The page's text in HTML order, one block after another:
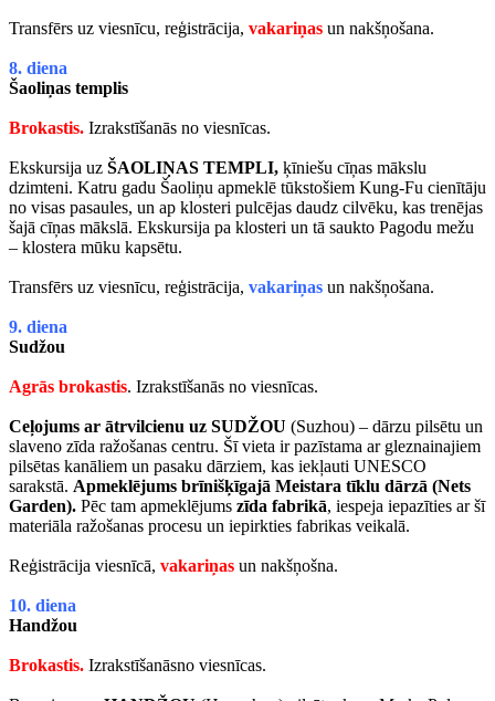
Transfērs uz viesnīcu, reģistrācija, vakariņas un nakšņošana.
8. diena
Šaoliņas templis
Brokastis. Izrakstīšanās no viesnīcas.
Ekskursija uz ŠAOLIŅAS TEMPLI, ķīniešu cīņas mākslu
dzimteni. Katru gadu Šaoliņu apmeklē tūkstošiem Kung-Fu cienītāju
no visas pasaules, un ap klosteri pulcējas daudz cilvēku, kas trenējas
šajā cīņas mākslā. Ekskursija pa klosteri un tā saukto Pagodu mežu
– klostera mūku kapsētu.
Transfērs uz viesnīcu, reģistrācija, vakariņas un nakšņošana.
9. diena
Sudžou
Agrās brokastis. Izrakstīšanās no viesnīcas.
Ceļojums ar ātrvilcienu uz SUDŽOU (Suzhou) – dārzu pilsētu un
slaveno zīda ražošanas centru. Šī vieta ir pazīstama ar gleznainajiem
pilsētas kanāliem un pasaku dārziem, kas iekļauti UNESCO
sarakstā. Apmeklējums brīnišķīgajā Meistara tīklu dārzā (Nets
Garden). Pēc tam apmeklējums zīda fabrikā, iespeja iepazīties ar šī
materiāla ražošanas procesu un iepirkties fabrikas veikalā.
Reģistrācija viesnīcā, vakariņas un nakšņošna.
10. diena
Handžou
Brokastis. Izrakstīšanāsno viesnīcas.